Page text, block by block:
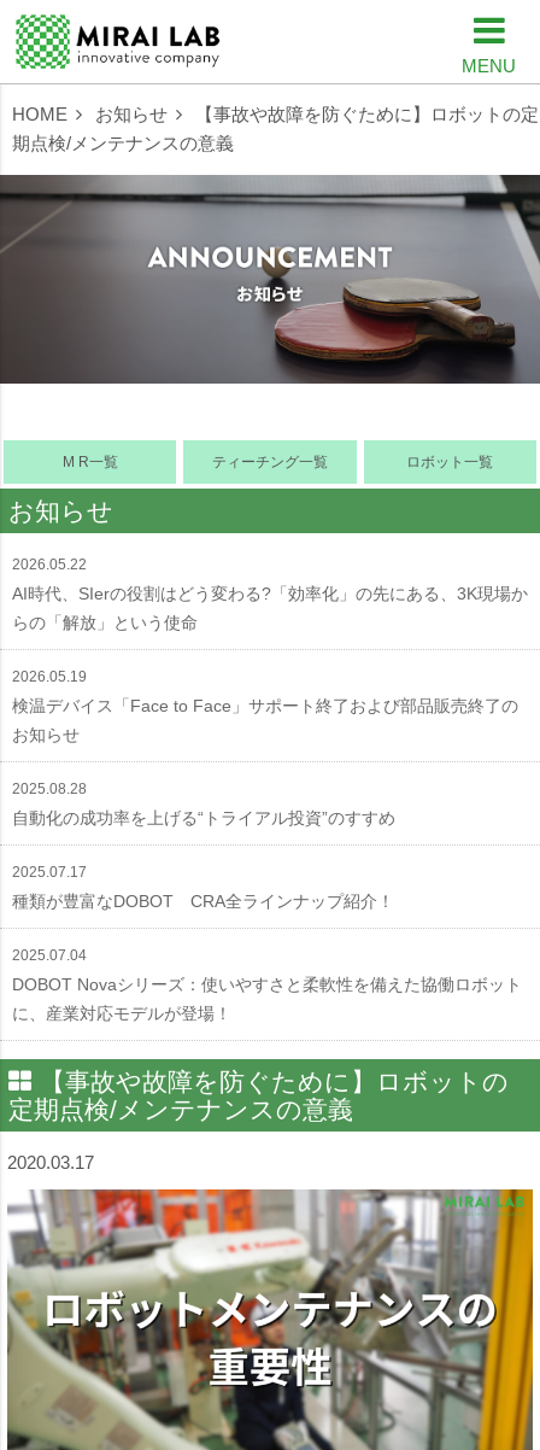
MENU
HOME お知らせ
【事故や故障を防ぐために】ロボットの定
期点検/メンテナンスの意義
M R一覧 ティーチング一覧 ロボット一覧
お知らせ
2026.05.22
AI時代、SIerの役割はどう変わる?「効率化」の先にある、3K現場か
らの「解放」という使命
2026.05.19
検温デバイス「Face to Face」サポート終了および部品販売終了の
お知らせ
2025.08.28
自動化の成功率を上げる“トライアル投資”のすすめ
2025.07.17
種類が豊富なDOBOT CRA全ラインナップ紹介！
2025.07.04
DOBOT Novaシリーズ：使いやすさと柔軟性を備えた協働ロボット
に、産業対応モデルが登場！
【事故や故障を防ぐために】ロボットの
定期点検/メンテナンスの意義
2020.03.17